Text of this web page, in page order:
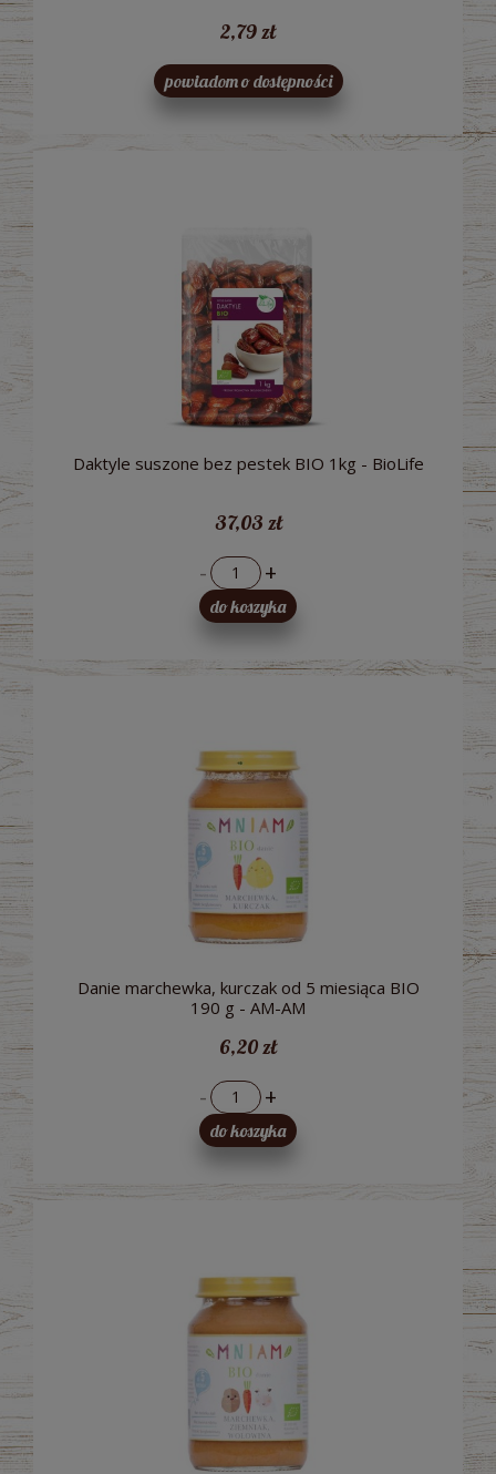
2,79 zł
powiadom o dostępności
Daktyle suszone bez pestek BIO 1kg - BioLife
37,03 zł
- +
do koszyka
Danie marchewka, kurczak od 5 miesiąca BIO
190 g - AM-AM
6,20 zł
- +
do koszyka